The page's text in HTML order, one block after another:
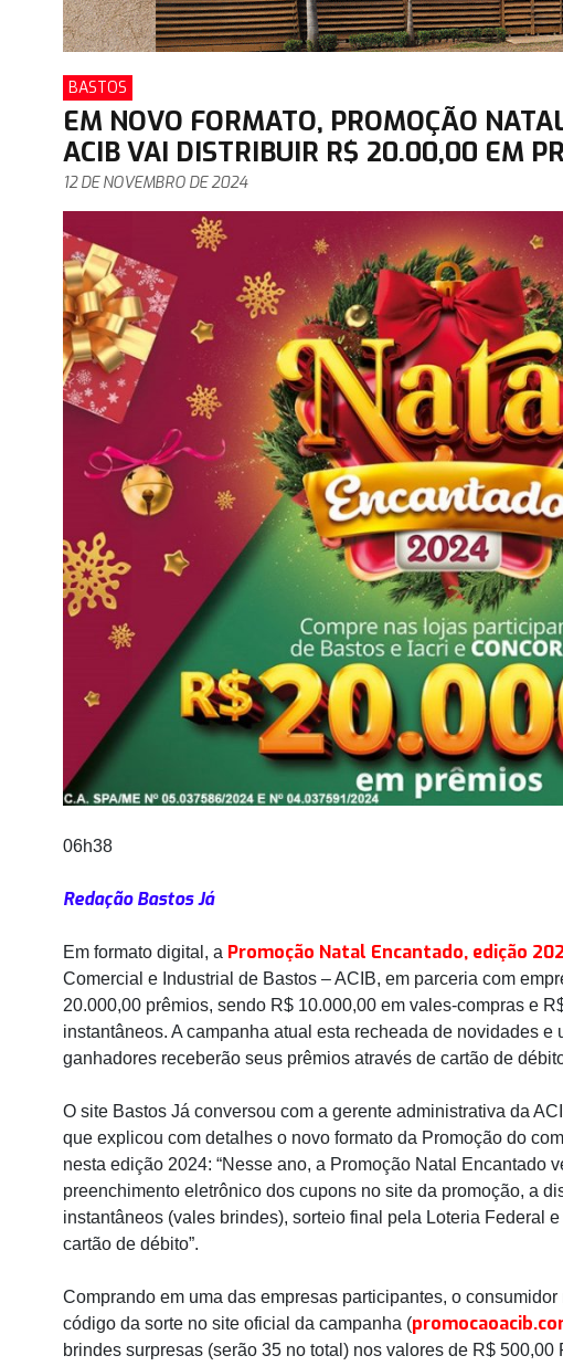
BASTOS
EM NOVO FORMATO, PROMOÇÃO
ACIB VAI DISTRIBUIR R$ 20.00,00 EM
12 DE NOVEMBRO DE 2024
06h38
Redação Bastos Já
Em formato digital, a Promoção Natal Encantado, edição
Comercial e Industrial de Bastos – ACIB, em parceria com
20.000,00 prêmios, sendo R$ 10.000,00 em vales-compras e
instantâneos. A campanha atual esta recheada de novidades e
ganhadores receberão seus prêmios através de cartão de
O site Bastos Já conversou com a gerente administrativa da
que explicou com detalhes o novo formato da Promoção do
nesta edição 2024: “Nesse ano, a Promoção Natal Encantado
preenchimento eletrônico dos cupons no site da promoção, a
instantâneos (vales brindes), sorteio final pela Loteria Federal
cartão de débito”.
Comprando em uma das empresas participantes, o
código da sorte no site oficial da campanha (
brindes surpresas (serão 35 no total) nos valores de R$ 500,00